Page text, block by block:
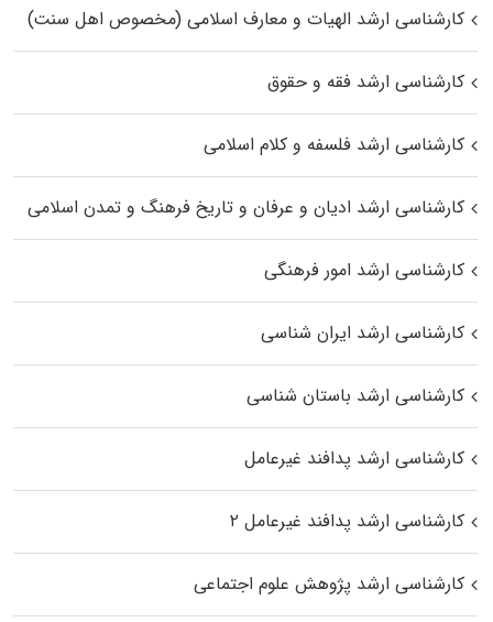
کارشناسی ارشد الهیات و معارف اسلامی (مخصوص اهل سنت)
کارشناسی ارشد فقه و حقوق
کارشناسی ارشد فلسفه و کلام اسلامی
کارشناسی ارشد ادیان و عرفان و تاریخ فرهنگ و تمدن اسلامی
کارشناسی ارشد امور فرهنگی
کارشناسی ارشد ایران شناسی
کارشناسی ارشد باستان شناسی
کارشناسی ارشد پدافند غیرعامل
کارشناسی ارشد پدافند غیرعامل ۲
کارشناسی ارشد پژوهش علوم اجتماعی